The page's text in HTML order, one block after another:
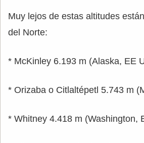
Muy lejos de estas altitudes
del Norte:
* McKinley 6.193 m (Alaska, EE
* Orizaba o Citlaltépetl 5.743 m
* Whitney 4.418 m (Washington,